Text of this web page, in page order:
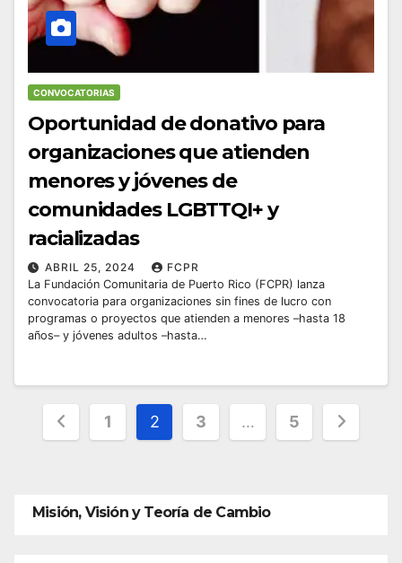
CONVOCATORIAS
Oportunidad de donativo para
organizaciones que atienden
menores y jóvenes de
comunidades LGBTTQI+ y
racializadas
ABRIL 25, 2024
FCPR
La Fundación Comunitaria de Puerto Rico (FCPR) lanza
convocatoria para organizaciones sin fines de lucro con
programas o proyectos que atienden a menores –hasta 18
años– y jóvenes adultos –hasta…
Posts
pagination
1 2 3 … 5
Misión, Visión y Teoría de Cambio